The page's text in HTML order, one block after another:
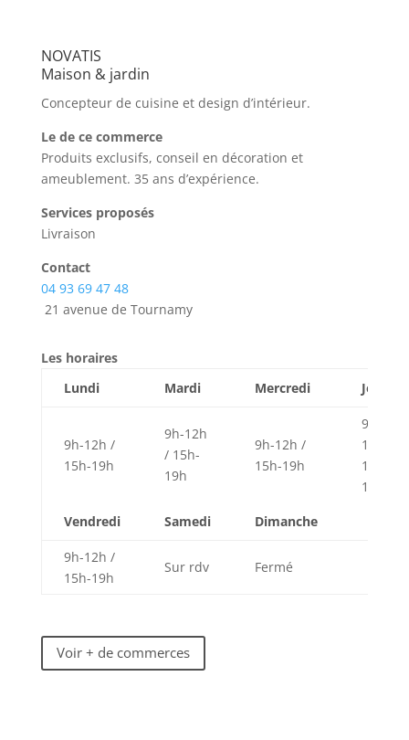
NOVATIS
Maison & jardin
Concepteur de cuisine et design d’intérieur.
Le de ce commerce
Produits exclusifs, conseil en décoration et
ameublement. 35 ans d’expérience.
Services proposés
Livraison
Contact
04 93 69 47 48
21 avenue de Tournamy
Les horaires
Lundi
Mardi Mercredi Jeudi
9h-12h /
15h-19h
9h-12h
/ 15h-
19h
9h-12h /
15h-19h
9h-
12h /
15h-
19h
Vendredi
Samedi Dimanche
9h-12h /
15h-19h
Sur rdv Fermé
Voir + de commerces